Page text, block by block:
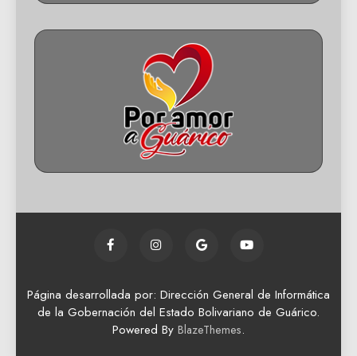
Página desarrollada por: Dirección General de Informática
de la Gobernación del Estado Bolivariano de Guárico.
Powered By BlazeThemes.